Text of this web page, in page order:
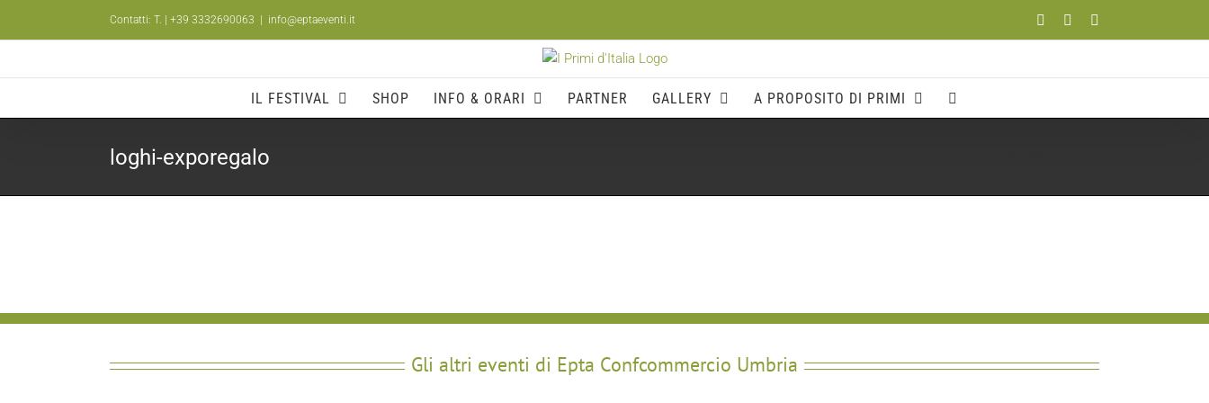
Contatti: T. | +39 3332690063 info@eptaeventi.it FacebookYouTube
IL FESTIVAL SHOP INFO & ORARI PARTNER GALLERY A PROPOSITO DI PRIMI
loghi-exporegalo
Gli altri eventi di Epta Confcommercio Umbria